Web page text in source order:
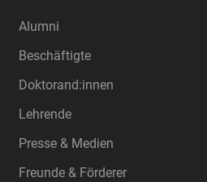
Alumni
Beschäftigte
Doktorand:innen
Lehrende
Presse & Medien
Freunde & Förderer